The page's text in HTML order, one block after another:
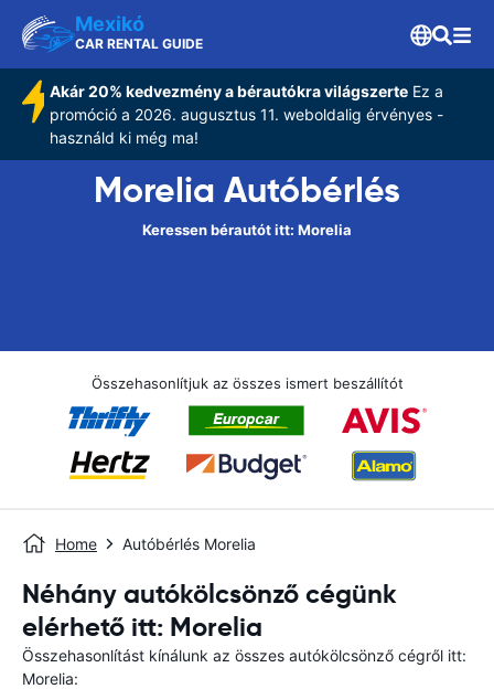
Mexikó
CAR RENTAL GUIDE
Akár 20% kedvezmény a bérautókra világszerteEz a
promóció a 2026. augusztus 11. weboldalig érvényes -
használd ki még ma!
Morelia Autóbérlés
Keressen bérautót itt: Morelia
Összehasonlítjuk az összes ismert beszállítót
Home Autóbérlés Morelia
Néhány autókölcsönző cégünk
elérhető itt: Morelia
Összehasonlítást kínálunk az összes autókölcsönző cégről itt:
Morelia: